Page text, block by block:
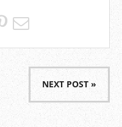
NEXT POST »